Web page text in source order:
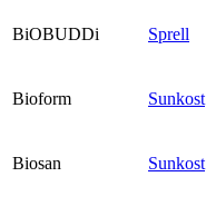
BiOBUDDi Sprell
Bioform Sunkost
Biosan Sunkost